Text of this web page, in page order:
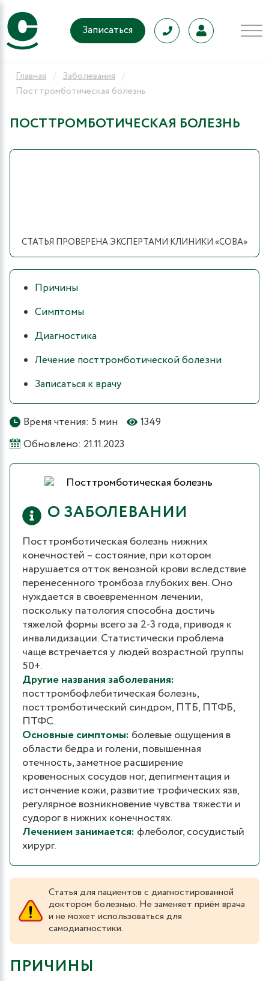
Записаться
Главная
Заболевания
Посттромботическая болезнь
ПОСТТРОМБОТИЧЕСКАЯ БОЛЕЗНЬ
Время чтения: 5 мин
1349
Обновлено: 21.11.2023
О ЗАБОЛЕВАНИИ
Посттромботическая болезнь нижних
конечностей – состояние, при котором
нарушается отток венозной крови вследствие
перенесенного тромбоза глубоких вен. Оно
нуждается в своевременном лечении,
поскольку патология способна достичь
тяжелой формы всего за 2-3 года, приводя к
инвалидизации. Статистически проблема
чаще встречается у людей возрастной группы
50+.
Другие названия заболевания:
посттромбофлебитическая болезнь,
посттромботический синдром, ПТБ, ПТФБ,
ПТФС.
Основные симптомы: болевые ощущения в
области бедра и голени, повышенная
отечность, заметное расширение
кровеносных сосудов ног, депигментация и
истончение кожи, развитие трофических язв,
регулярное возникновение чувства тяжести и
судорог в нижних конечностях.
Лечением занимается: флеболог, сосудистый
хирург.
Статья для пациентов с диагностированной
доктором болезнью. Не заменяет приём врача
и не может использоваться для
самодиагностики.
ПРИЧИНЫ
СТАТЬЯ ПРОВЕРЕНА ЭКСПЕРТАМИ КЛИНИКИ «СОВА»
Причины
Симптомы
Диагностика
Лечение посттромботической болезни
Записаться к врачу